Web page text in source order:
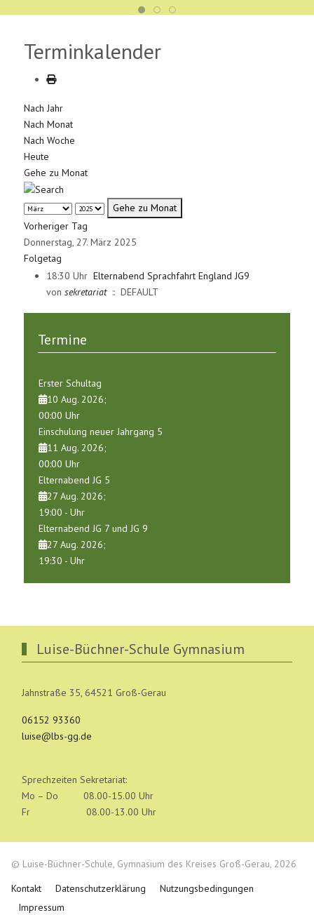
Terminkalender
Nach Jahr
Nach Monat
Nach Woche
Heute
Gehe zu Monat
Gehe zu Monat
Vorheriger Tag
Donnerstag, 27. März 2025
Folgetag
18:30 UhrElternabend Sprachfahrt England JG9
von sekretariat:: DEFAULT
Termine
Erster Schultag
10 Aug. 2026;
00:00 Uhr
Einschulung neuer Jahrgang 5
11 Aug. 2026;
00:00 Uhr
Elternabend JG 5
27 Aug. 2026;
19:00 - Uhr
Elternabend JG 7 und JG 9
27 Aug. 2026;
19:30 - Uhr
Luise-Büchner-Schule Gymnasium
Jahnstraße 35, 64521 Groß-Gerau
06152 93360
luise@lbs-gg.de
Sprechzeiten Sekretariat:
Mo – Do 08.00-15.00 Uhr
Fr 08.00-13.00 Uhr
© Luise-Büchner-Schule, Gymnasium des Kreises Groß-Gerau, 2026
Kontakt
Datenschutzerklärung
Nutzungsbedingungen
Impressum